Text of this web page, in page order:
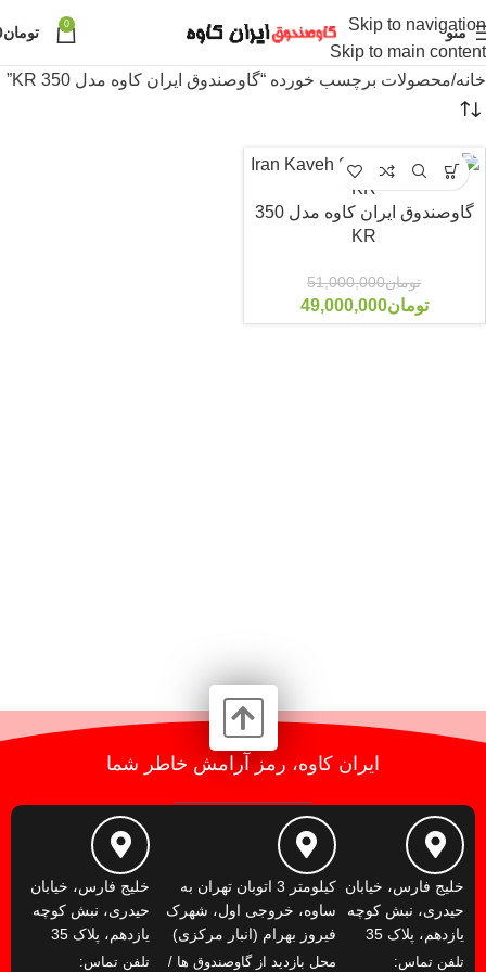
Skip to navigation
Skip to main content
منو 0 تومان
خانه محصولات برچسب خورده “گاوصندوق ایران کاوه مدل 350 KR”
گاوصندوق ایران کاوه مدل 350
KR
تومان51,000,000
تومان49,000,000
ایران کاوه، رمز آرامش خاطر شما
خلیج فارس، خیابان
حیدری، نبش کوچه
یازدهم، پلاک 35
تلفن تماس:
کیلومتر 3 اتوبان تهران به
ساوه، خروجی اول، شهرک
فیروز بهرام (انبار مرکزی)
محل بازدید از گاوصندوق ها /
خلیج فارس، خیابان
حیدری، نبش کوچه
یازدهم، پلاک 35
تلفن تماس: